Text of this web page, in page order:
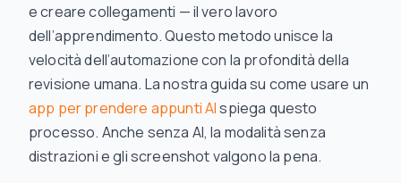
e creare collegamenti — il vero lavoro
dell’apprendimento. Questo metodo unisce la
velocità dell’automazione con la profondità della
revisione umana. La nostra guida su come usare un
app per prendere appunti AIspiega questo
processo. Anche senza AI, la modalità senza
distrazioni e gli screenshot valgono la pena.